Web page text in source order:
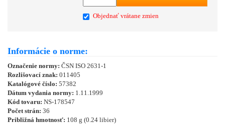
Objednať vrátane zmien
Informácie o norme:
Označenie normy: ČSN ISO 2631-1
Rozlišovací znak: 011405
Katalógové číslo: 57382
Dátum vydania normy: 1.11.1999
Kód tovaru: NS-178547
Počet strán: 36
Približná hmotnosť: 108 g (0.24 libier)